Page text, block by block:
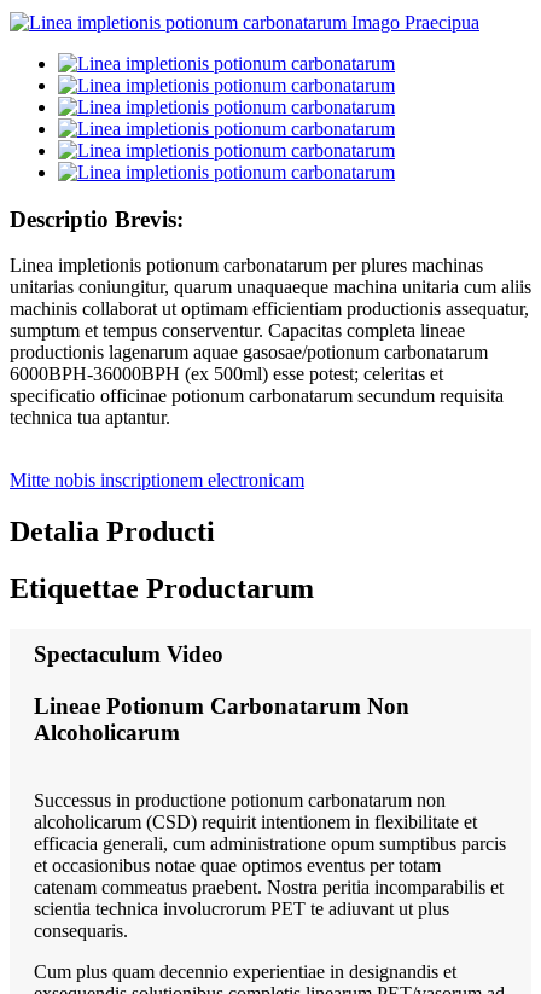
Descriptio Brevis:
Linea impletionis potionum carbonatarum per plures machinas
unitarias coniungitur, quarum unaquaeque machina unitaria cum aliis
machinis collaborat ut optimam efficientiam productionis assequatur,
sumptum et tempus conserventur. Capacitas completa lineae
productionis lagenarum aquae gasosae/potionum carbonatarum
6000BPH-36000BPH (ex 500ml) esse potest; celeritas et
specificatio officinae potionum carbonatarum secundum requisita
technica tua aptantur.
Mitte nobis inscriptionem electronicam
Detalia Producti
Etiquettae Productarum
Spectaculum Video
Lineae Potionum Carbonatarum Non
Alcoholicarum
Successus in productione potionum carbonatarum non
alcoholicarum (CSD) requirit intentionem in flexibilitate et
efficacia generali, cum administratione opum sumptibus parcis
et occasionibus notae quae optimos eventus per totam
catenam commeatus praebent. Nostra peritia incomparabilis et
scientia technica involucrorum PET te adiuvant ut plus
consequaris.
Cum plus quam decennio experientiae in designandis et